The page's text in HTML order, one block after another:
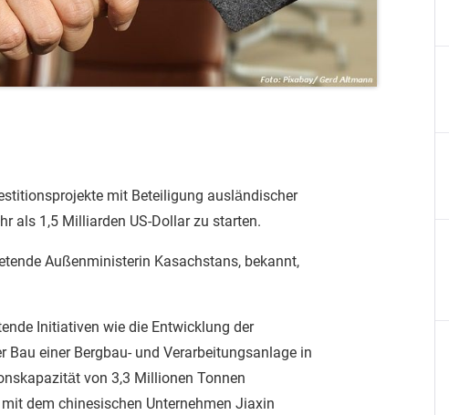
mit Beteiligung ausländischer
als 1,5 Milliarden US-Dollar zu starten.
Außenministerin Kasachstans, bekannt,
Initiativen wie die Entwicklung der
einer Bergbau- und Verarbeitungsanlage in
von 3,3 Millionen Tonnen
dem chinesischen Unternehmen Jiaxin